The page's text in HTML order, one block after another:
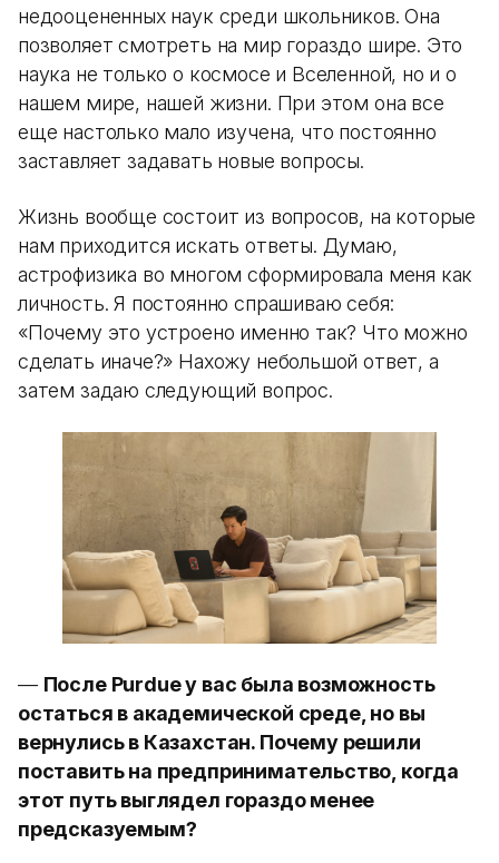
недооцененных наук среди школьников. Она
позволяет смотреть на мир гораздо шире. Это
наука не только о космосе и Вселенной, но и о
нашем мире, нашей жизни. При этом она все
еще настолько мало изучена, что постоянно
заставляет задавать новые вопросы.
Жизнь вообще состоит из вопросов, на которые
нам приходится искать ответы. Думаю,
астрофизика во многом сформировала меня как
личность. Я постоянно спрашиваю себя:
«Почему это устроено именно так? Что можно
сделать иначе?» Нахожу небольшой ответ, а
затем задаю следующий вопрос.
— После Purdue у вас была возможность
остаться в академической среде, но вы
вернулись в Казахстан. Почему решили
поставить на предпринимательство, когда
этот путь выглядел гораздо менее
предсказуемым?